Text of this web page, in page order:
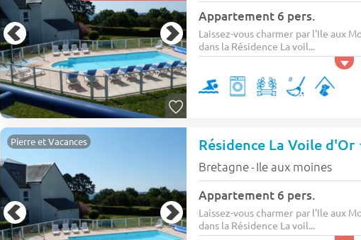
Appartement 6 pers.
Laissez-vous charmer par l'Ile aux
dans la Résidence La voil...
Pierre et Vacances Résidence La Voile d'Or
Bretagne- Ile aux moines
Appartement 6 pers.
Laissez-vous charmer par l'Ile aux
dans la Résidence La voil...